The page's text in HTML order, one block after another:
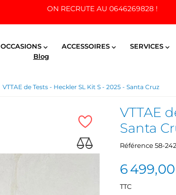
ON RECRUTE AU 0646269828 !
OCCASIONS  ACCESSOIRES  SERVICES 
Blog
VTTAE de Tests - Heckler SL Kit S - 2025 - Santa Cruz
VTTAE
Santa
Référence58-
6
TTC